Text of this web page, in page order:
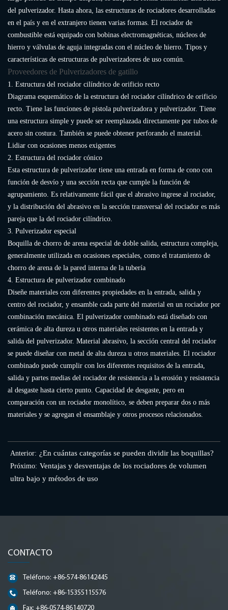
del pulverizador. Hasta ahora, las estructuras de rociadores desarrolladas
en el país y en el extranjero tienen varias formas. El rociador de
combustible está equipado con bobinas electromagnéticas, núcleos de
hierro y válvulas de aguja integradas con el núcleo de hierro. Tipos y
características de estructuras de pulverizadores de uso común.
Proveedores de Pulverizadores de gatillo
1. Estructura del rociador cilíndrico de orificio recto
Diagrama esquemático de la estructura del rociador cilíndrico de orificio
recto. Tiene las funciones de pistola pulverizadora y pulverizador. Tiene
una estructura simple y puede ser reemplazada directamente por tubos de
acero sin costura. También se puede obtener perforando el material.
Lidiar con ocasiones menos exigentes
2. Estructura del rociador cónico
Esta estructura de pulverizador tiene una entrada en forma de cono con
función de desvío y una sección recta que cumple la función de
agrupamiento. Es relativamente fácil que el abrasivo ingrese al rociador,
y la distribución del abrasivo en la sección transversal del rociador es más
pareja que la del rociador cilíndrico.
3. Pulverizador especial
Boquilla de chorro de arena especial de doble salida, estructura compleja,
generalmente utilizada en ocasiones especiales, como el tratamiento de
chorro de arena de la pared interna de la tubería
4. Estructura de pulverizador combinado
Diseñe materiales con diferentes propiedades en la entrada, salida y
centro del rociador, y ensamble cada parte del material en un rociador por
combinación mecánica. El pulverizador combinado está diseñado con
cerámica de alta dureza u otros materiales resistentes en la entrada y
salida del pulverizador. Material abrasivo, la sección central del rociador
se puede diseñar con metal de alta dureza u otros materiales. El rociador
combinado puede cumplir con los diferentes requisitos de la entrada,
salida y partes medias del rociador de resistencia a la erosión y resistencia
al desgaste hasta cierto punto. Capacidad de desgaste, pero en
comparación con un rociador monolítico, se deben preparar dos o más
materiales y se agregan el ensamblaje y otros procesos relacionados.
Anterior: ¿En cuántas categorías se pueden dividir las boquillas?
Próximo: Ventajas y desventajas de los rociadores de volumen
ultra bajo y métodos de uso
CONTACTO
Teléfono: +86-574-86142445
Teléfono: +86-15355115576
Fax: +86-0574-86140720